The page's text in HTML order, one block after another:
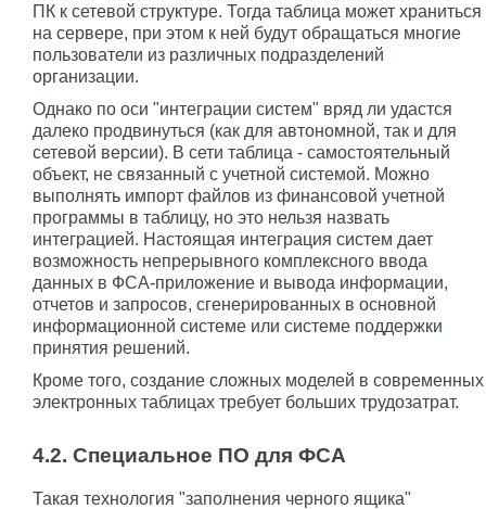
ПК к сетевой структуре. Тогда таблица может храниться
на сервере, при этом к ней будут обращаться многие
пользователи из различных подразделений
организации.
Однако по оси "интеграции систем" вряд ли удастся
далеко продвинуться (как для автономной, так и для
сетевой версии). В сети таблица - самостоятельный
объект, не связанный с учетной системой. Можно
выполнять импорт файлов из финансовой учетной
программы в таблицу, но это нельзя назвать
интеграцией. Настоящая интеграция систем дает
возможность непрерывного комплексного ввода
данных в ФСА-приложение и вывода информации,
отчетов и запросов, сгенерированных в основной
информационной системе или системе поддержки
принятия решений.
Кроме того, создание сложных моделей в современных
электронных таблицах требует больших трудозатрат.
4.2. Специальное ПО для ФСА
Такая технология "заполнения черного ящика"